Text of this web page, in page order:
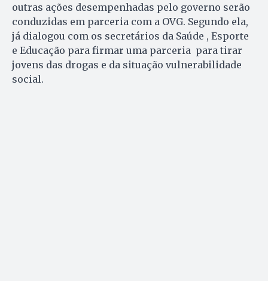
outras ações desempenhadas pelo governo serão
conduzidas em parceria com a OVG. Segundo ela,
já dialogou com os secretários da Saúde , Esporte
e Educação para firmar uma parceria para tirar
jovens das drogas e da situação vulnerabilidade
social.